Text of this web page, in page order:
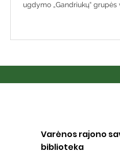
ugdymo „Gandriukų“ grupės
Varėnos rajono
biblioteka